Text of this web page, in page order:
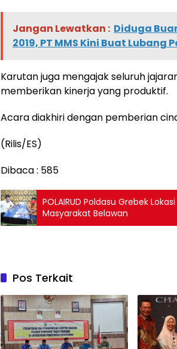
Jangan Lewatkan : Diduga
2019, PT MMS Kini Buat
Karutan juga mengajak seluruh
memberikan kinerja yang produktif.
Acara diakhiri dengan pemberian
(Rilis/ES)
Dibaca : 585
POLAIRUD Poldasu Grebek
Masyarakat Belawan
Pos Terkait